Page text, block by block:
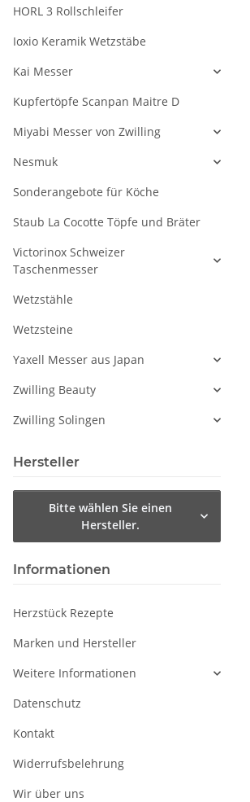
HORL 3 Rollschleifer
Ioxio Keramik Wetzstäbe
Kai Messer
Kupfertöpfe Scanpan Maitre D
Miyabi Messer von Zwilling
Nesmuk
Sonderangebote für Köche
Staub La Cocotte Töpfe und Bräter
Victorinox Schweizer
Taschenmesser
Wetzstähle
Wetzsteine
Yaxell Messer aus Japan
Zwilling Beauty
Zwilling Solingen
Hersteller
Bitte wählen Sie einen
Hersteller.
Informationen
Herzstück Rezepte
Marken und Hersteller
Weitere Informationen
Datenschutz
Kontakt
Widerrufsbelehrung
Wir über uns